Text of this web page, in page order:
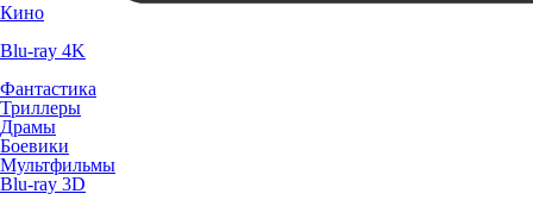
Кино
Blu-ray 4K
Фантастика
Триллеры
Драмы
Боевики
Мультфильмы
Blu-ray 3D